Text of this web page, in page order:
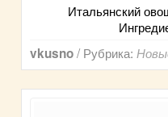
Итальянский
vkusno/ Рубрика: